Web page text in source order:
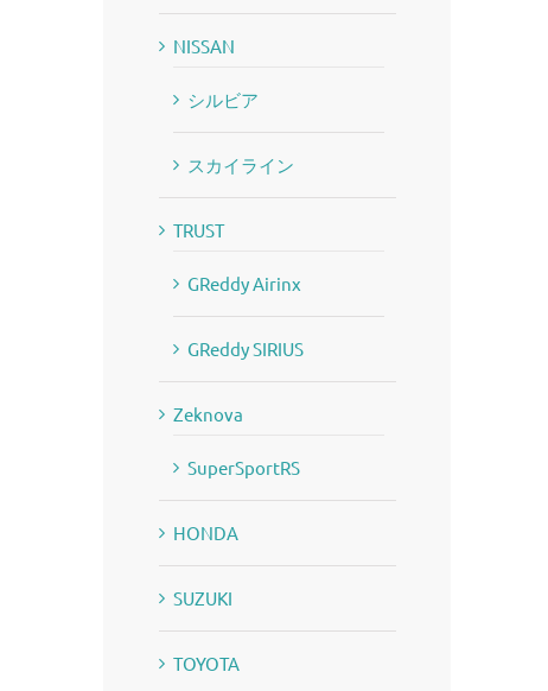
NISSAN
シルビア
スカイライン
TRUST
GReddy Airinx
GReddy SIRIUS
Zeknova
SuperSportRS
HONDA
SUZUKI
TOYOTA